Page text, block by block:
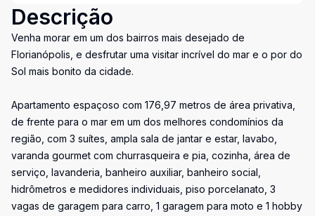
Descrição
Venha morar em um dos bairros mais desejado de
Florianópolis, e desfrutar uma visitar incrível do mar e o por do
Sol mais bonito da cidade.
Apartamento espaçoso com 176,97 metros de área privativa,
de frente para o mar em um dos melhores condomínios da
região, com 3 suítes, ampla sala de jantar e estar, lavabo,
varanda gourmet com churrasqueira e pia, cozinha, área de
serviço, lavanderia, banheiro auxiliar, banheiro social,
hidrômetros e medidores individuais, piso porcelanato, 3
vagas de garagem para carro, 1 garagem para moto e 1 hobby